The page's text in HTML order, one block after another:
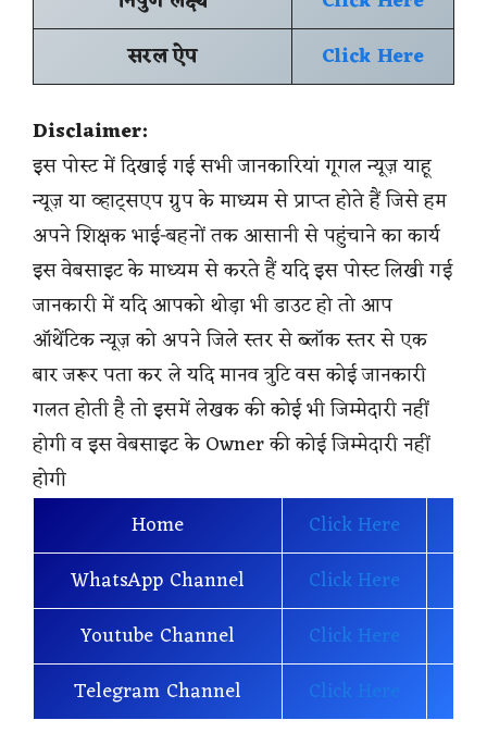
सरल ऐप
Click Here
Disclaimer:
इस पोस्ट में दिखाई गई सभी जानकारियां गूगल न्यूज़ याहू
न्यूज़ या व्हाट्सएप ग्रुप के माध्यम से प्राप्त होते हैं जिसे हम
अपने शिक्षक भाई-बहनों तक आसानी से पहुंचाने का कार्य
इस वेबसाइट के माध्यम से करते हैं यदि इस पोस्ट लिखी गई
जानकारी में यदि आपको थोड़ा भी डाउट हो तो आप
ऑथेंटिक न्यूज़ को अपने जिले स्तर से ब्लॉक स्तर से एक
बार जरूर पता कर ले यदि मानव त्रुटि वस कोई जानकारी
गलत होती है तो इसमें लेखक की कोई भी जिम्मेदारी नहीं
होगी व इस वेबसाइट के Owner की कोई जिम्मेदारी नहीं
होगी
Home
Click Here
WhatsApp Channel
Click Here
Youtube Channel
Click Here
Telegram Channel
Click Here